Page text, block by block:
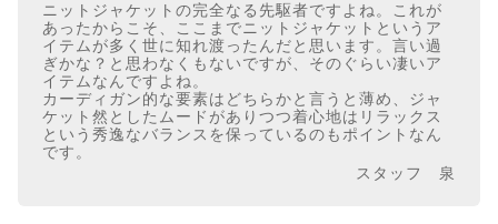
ニットジャケットの完全なる先駆者ですよね。これが
あったからこそ、ここまでニットジャケットというア
イテムが多く世に知れ渡ったんだと思います。言い過
ぎかな？と思わなくもないですが、そのぐらい凄いア
イテムなんですよね。
カーディガン的な要素はどちらかと言うと薄め、ジャ
ケット然としたムードがありつつ着心地はリラックス
という秀逸なバランスを保っているのもポイントなん
です。
スタッフ 泉